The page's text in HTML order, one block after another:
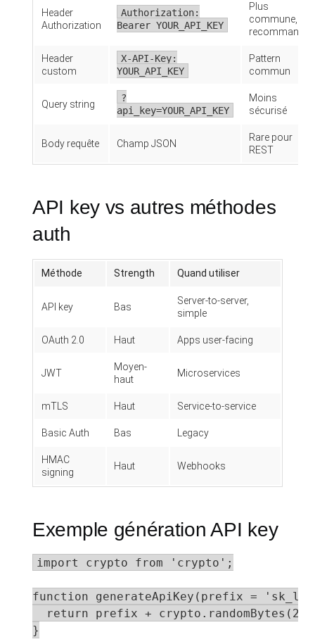
Header
Authorization
Authorization:
Bearer YOUR_API_KEY
Plus
commune,
recommandée
Header
custom
X-API-Key:
YOUR_API_KEY
Pattern
commun
Query string
?
api_key=YOUR_API_KEY
Moins
sécurisé
Body requête Champ JSON
Rare pour
REST
API key vs autres méthodes
auth
Méthode Strength Quand utiliser
API key Bas
Server-to-server,
simple
OAuth 2.0 Haut Apps user-facing
JWT
Moyen-
haut
Microservices
mTLS Haut Service-to-service
Basic Auth Bas Legacy
HMAC
signing
Haut Webhooks
Exemple génération API key
import crypto from 'crypto';
function generateApiKey(prefix =
return prefix +
}